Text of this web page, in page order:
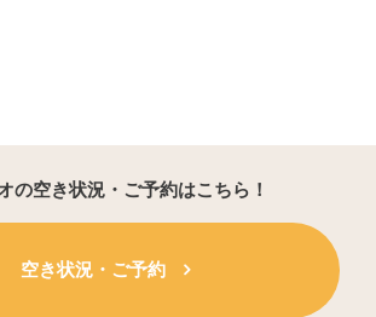
の空き状況・ご予約はこちら！
空き状況・ご予約